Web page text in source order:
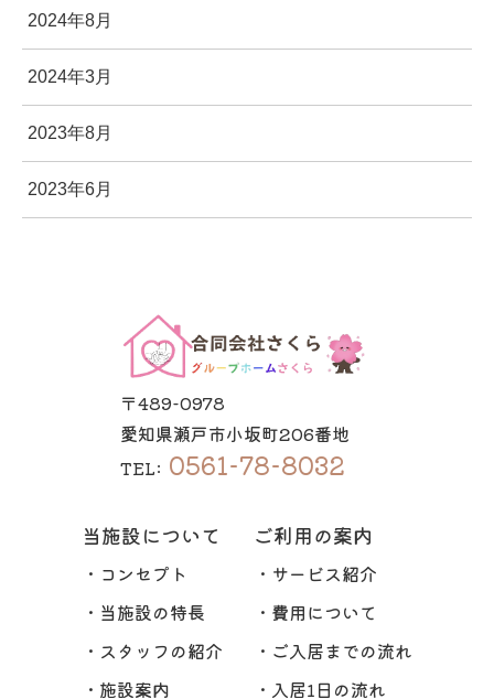
2024年8月
2024年3月
2023年8月
2023年6月
〒489-0978
愛知県瀬戸市小坂町206番地
TEL: 0561-78-8032
当施設について
・コンセプト
・当施設の特長
・スタッフの紹介
・施設案内
ご利用の案内
・サービス紹介
・費用について
・ご入居までの流れ
・入居1日の流れ